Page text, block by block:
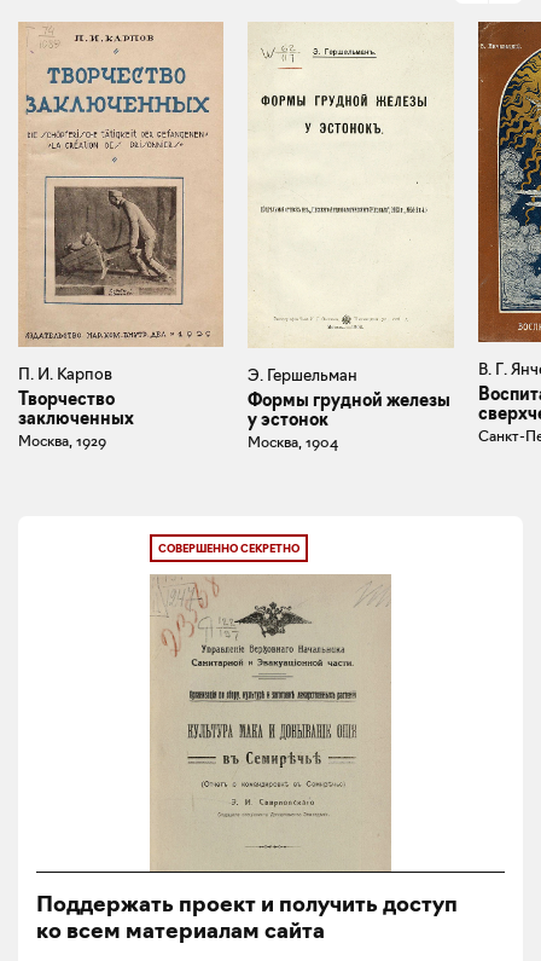
П. И. Карпов
Творчество
заключенных
Москва, 1929
Э. Гершельман
Формы грудной железы
у эстонок
Москва, 1904
В. Г.
Санкт-
СОВЕРШЕННО СЕКРЕТНО
Поддержать проект и получить доступ
ко всем материалам сайта